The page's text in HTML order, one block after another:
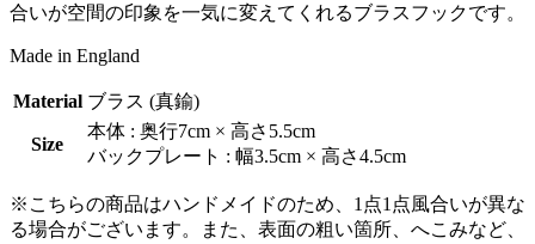
合いが空間の印象を一気に変えてくれるブラスフックです。
Made in England
Material ブラス (真鍮)
Size
本体 : 奥行7cm × 高さ5.5cm
バックプレート : 幅3.5cm × 高さ4.5cm
※こちらの商品はハンドメイドのため、1点1点風合いが異な
る場合がございます。また、表面の粗い箇所、へこみなど、